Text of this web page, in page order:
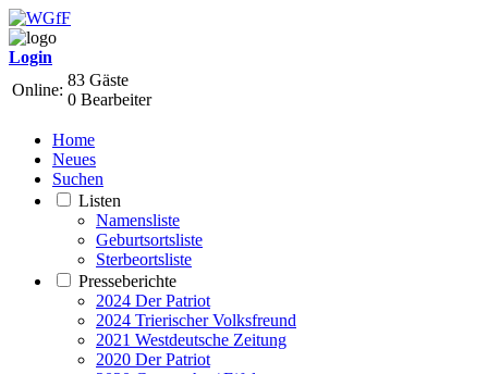
Login
Online:
83 Gäste
0 Bearbeiter
Home
Neues
Suchen
Listen
Namensliste
Geburtsortsliste
Sterbeortsliste
Presseberichte
2024 Der Patriot
2024 Trierischer Volksfreund
2021 Westdeutsche Zeitung
2020 Der Patriot